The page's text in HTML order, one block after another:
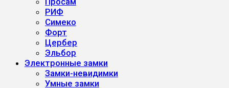
РИФ
Симеко
Форт
Цербер
Эльбор
Электронные замки
Замки-невидимки
Умные замки